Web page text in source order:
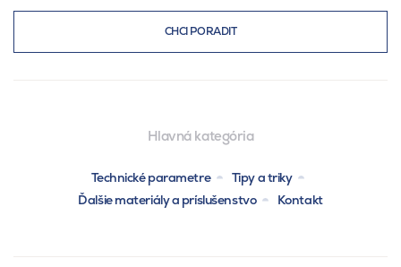
CHCI PORADIT
Hlavná kategória
Technické parametre
Tipy a triky
Ďalšie materiály a príslušenstvo
Kontakt